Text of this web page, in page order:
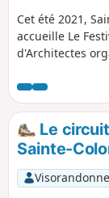
Cet été 2021,
accueille Le
d'Architectes
Cabanes et La
basées à
permettra de
village
Le
Sainte-